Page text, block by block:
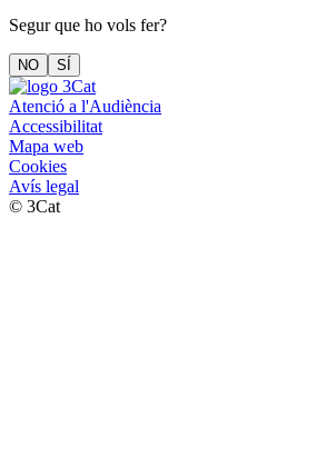
Segur que ho vols fer?
NO SÍ
Atenció a l'Audiència
Accessibilitat
Mapa web
Cookies
Avís legal
© 3Cat